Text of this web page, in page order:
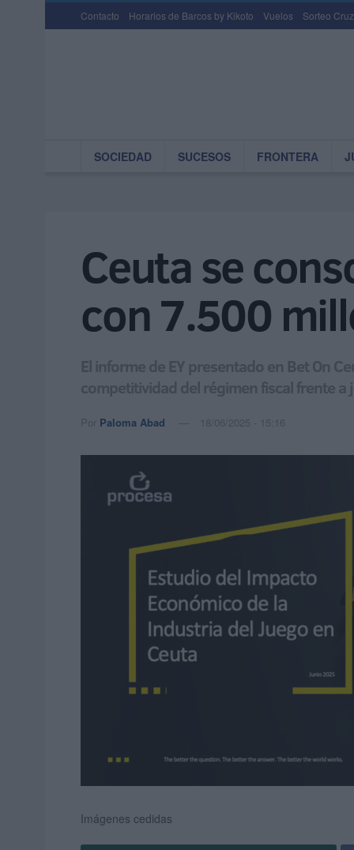
Contacto Horarios de Barcos by Kikoto Vuelos Sorteo
SOCIEDAD SUCESOS FRONTERA
Ceuta se
con 7.500
El informe de EY presentado en Bet On
competitividad del régimen fiscal frente
Por Paloma Abad 18/06/2025 - 15:16
Imágenes cedidas